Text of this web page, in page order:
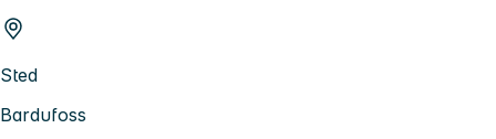
Sted
Bardufoss